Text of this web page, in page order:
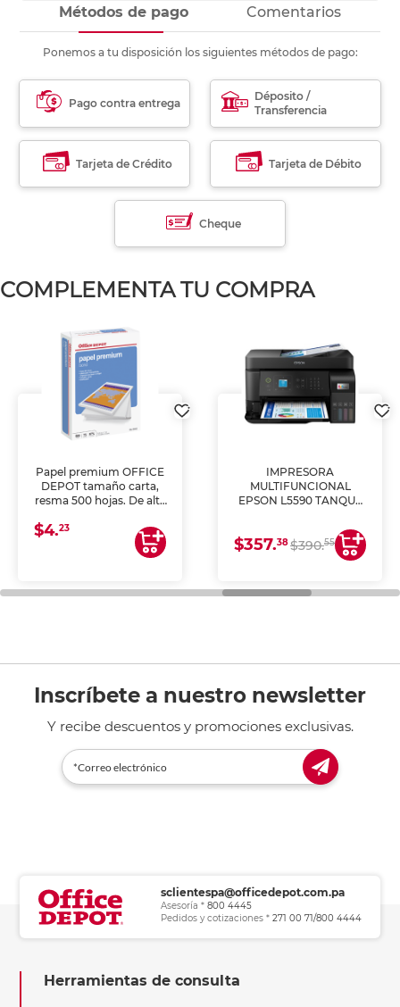
Métodos de pago Comentarios
Ponemos a tu disposición los siguientes métodos de pago:
Pago contra entrega
Déposito /
Transferencia
Tarjeta de Crédito Tarjeta de Débito
Cheque
COMPLEMENTA TU COMPRA
Papel premium OFFICE
DEPOT tamaño carta,
resma 500 hojas. De alta
uniforme, ideal para
impresoras de inyección
de tinta y láser,
general de oficina.
$4.23
IMPRESORA
MULTIFUNCIONAL
EPSON L5590 TANQUE
COPIA Y ESCANEA)
$357.38$390.55
Inscríbete a nuestro newsletter
Y recibe descuentos y promociones exclusivas.
sclientespa@officedepot.com.pa
Asesoría * 800 4445
Pedidos y cotizaciones * 271 00 71/800 4444
Herramientas de consulta